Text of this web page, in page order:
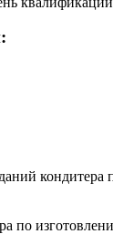
кондитера
по